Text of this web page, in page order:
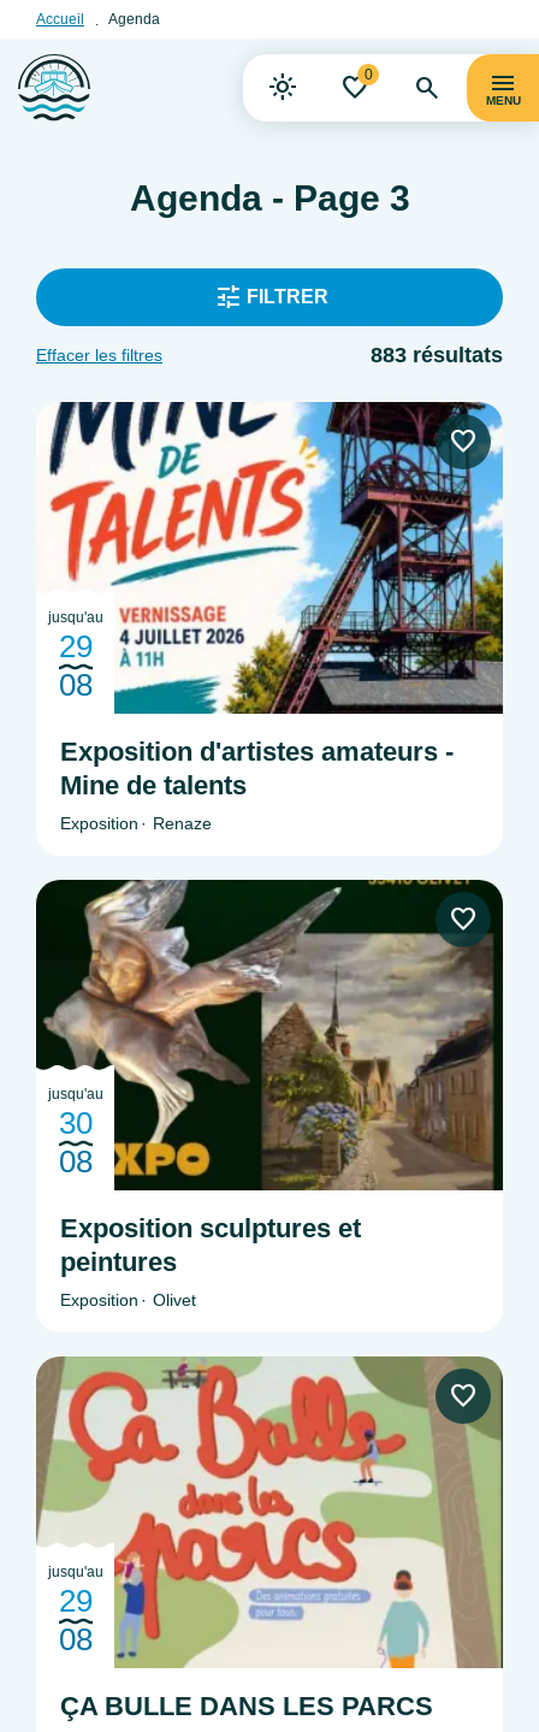
Accueil Agenda
0
MENU
Agenda - Page 3
FILTRER
Effacer les filtres 883 résultats
jusqu'au
29
08
Exposition d'artistes amateurs -
Mine de talents
Exposition Renaze
jusqu'au
30
08
Exposition sculptures et
peintures
Exposition Olivet
jusqu'au
29
08
ÇA BULLE DANS LES PARCS